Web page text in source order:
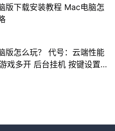
版下载安装教程 Mac电脑怎
版怎么玩？ 代号：云端性能
戏多开 后台挂机 按键设置